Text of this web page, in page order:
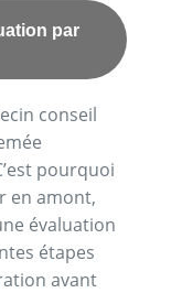
par
conseil
pourquoi
en amont,
évaluation
étapes
avant